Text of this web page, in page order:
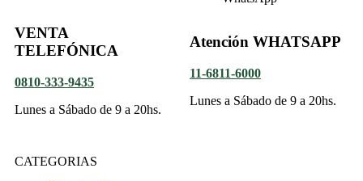
VENTA
TELEFÓNICA
0810-333-9435
Lunes a Sábado de 9 a 20hs.
Atención WHATSAPP
11-6811-6000
Lunes a Sábado de 9 a 20hs.
CATEGORIAS